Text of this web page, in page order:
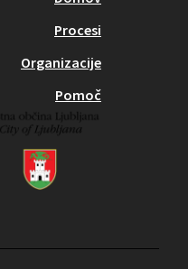
Procesi
Organizacije
Pomoč